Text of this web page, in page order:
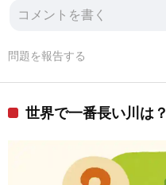
問題を報告する
世界で一番長い川は？